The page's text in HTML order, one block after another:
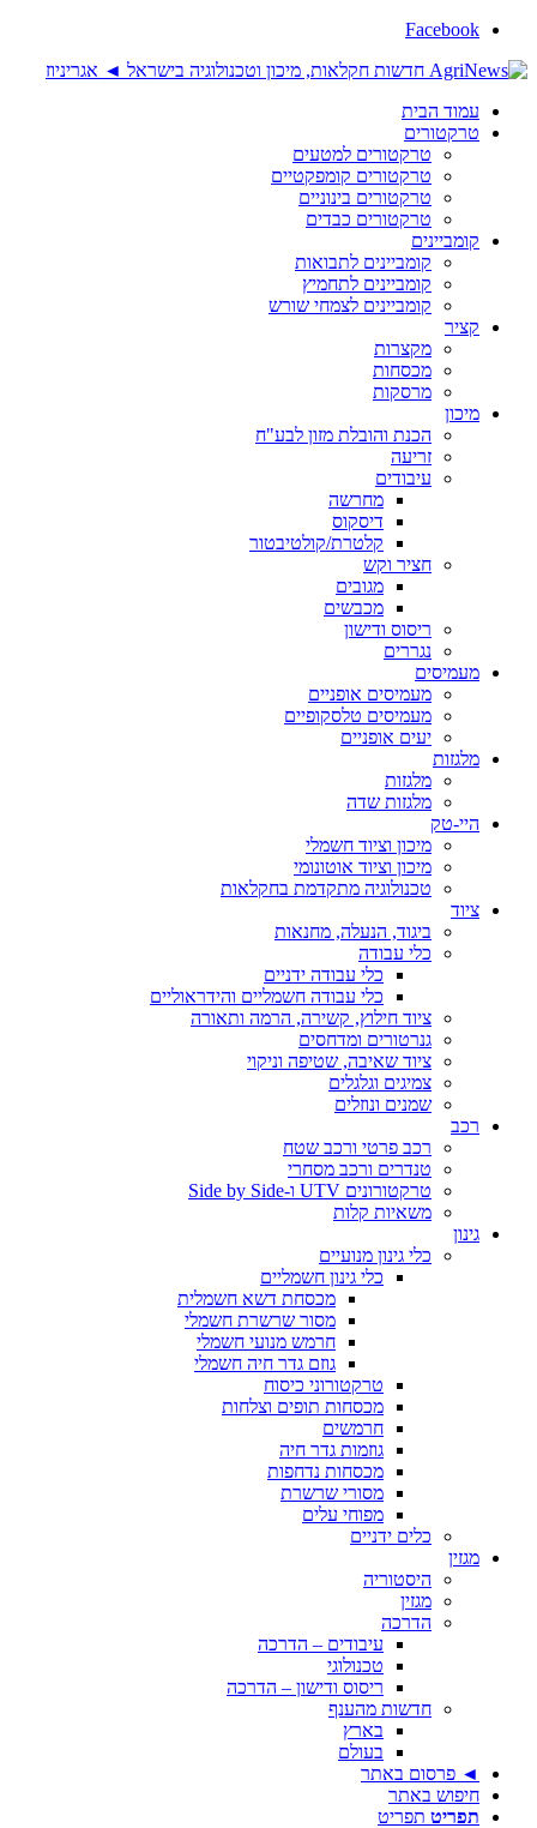
Facebook
עמוד הבית
טרקטורים
טרקטורים למטעים
טרקטורים קומפקטיים
טרקטורים בינוניים
טרקטורים כבדים
קומביינים
קומביינים לתבואות
קומביינים לתחמיץ
קומביינים לצמחי שורש
קציר
מקצרות
מכסחות
מרסקות
מיכון
הכנת והובלת מזון לבע"ח
זריעה
עיבודים
מחרשה
דיסקוס
קלטרת/קולטיבטור
חציר וקש
מגובים
מכבשים
ריסוס ודישון
נגררים
מעמיסים
מעמיסים אופניים
מעמיסים טלסקופיים
יעים אופניים
מלגזות
מלגזות
מלגזות שדה
היי-טק
מיכון וציוד חשמלי
מיכון וציוד אוטונומי
טכנולוגיה מתקדמת בחקלאות
ציוד
ביגוד, הנעלה, מחנאות
כלי עבודה
כלי עבודה ידניים
כלי עבודה חשמליים והידראוליים
ציוד חילוץ, קשירה, הרמה ותאורה
גנרטורים ומדחסים
ציוד שאיבה, שטיפה וניקוי
צמיגים וגלגלים
שמנים ונוזלים
רכב
רכב פרטי ורכב שטח
טנדרים ורכב מסחרי
טרקטורונים UTV ו-Side by Side
משאיות קלות
גינון
כלי גינון מנועיים
כלי גינון חשמליים
מכסחת דשא חשמלית
מסור שרשרת חשמלי
חרמש מנועי חשמלי
גוזם גדר חיה חשמלי
טרקטורוני כיסוח
מכסחות תופים וצלחות
חרמשים
גוזמות גדר חיה
מכסחות נדחפות
מסורי שרשרת
מפוחי עלים
כלים ידניים
מגזין
היסטוריה
מגזין
הדרכה
עיבודים – הדרכה
טכנולוגי
ריסוס ודישון – הדרכה
חדשות מהענף
בארץ
בעולם
◄ פרסום באתר
חיפוש באתר
תפריט תפריט